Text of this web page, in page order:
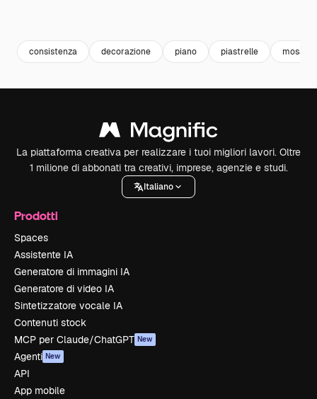
consistenza decorazione piano piastrelle mosaico
La piattaforma creativa per realizzare i tuoi migliori lavori. Oltre
1 milione di abbonati tra creativi, imprese, agenzie e studi.
Italiano
Prodotti
Spaces
Assistente IA
Generatore di immagini IA
Generatore di video IA
Sintetizzatore vocale IA
Contenuti stock
MCP per Claude/ChatGPT New
Agenti New
API
App mobile